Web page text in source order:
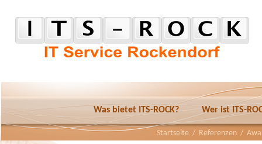
Was bietet ITS-ROCK? Wer ist ITS-
Startseite / Referenzen /